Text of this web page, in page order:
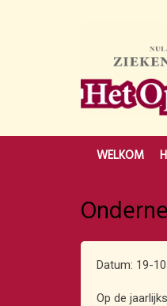
WELKOM
Datum: 19-
Op de